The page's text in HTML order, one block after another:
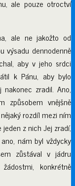
ale pouze otroctví
ale ne jakožto od
výsadu dennodenně
aby v jeho srdci
k Pánu, aby bylo
zradil. Ano,
způsobem vnějšně
rozdíl mezi ním
z nich Jej zradí,
nám byl vždycky
zůstával v jádru
konkrétně